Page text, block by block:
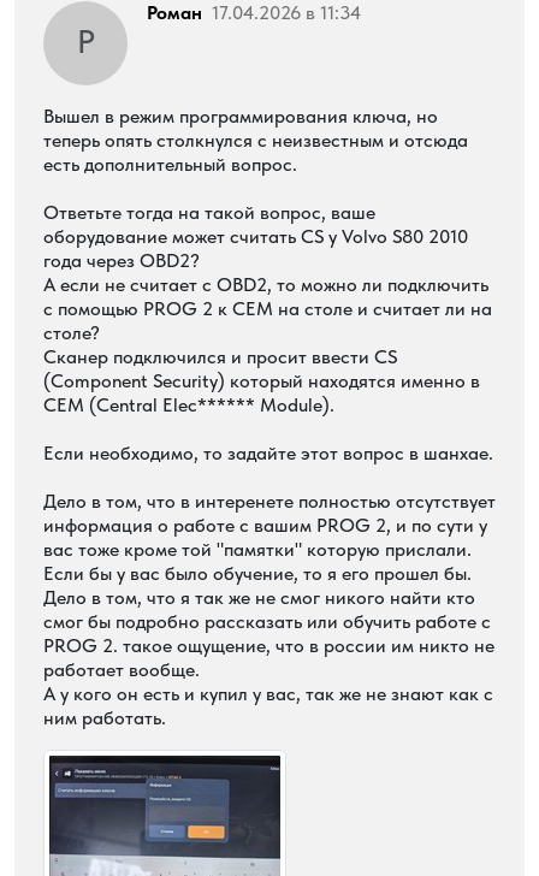
Р
Роман 17.04.2026 в 11:34
Вышел в режим программирования ключа, но
теперь опять столкнулся с неизвестным и отсюда
есть дополнительный вопрос.
Ответьте тогда на такой вопрос, ваше
оборудование может считать CS у Volvo S80 2010
года через OBD2?
А если не считает с OBD2, то можно ли подключить
с помощью PROG 2 к CEM на столе и считает ли на
столе?
Сканер подключился и просит ввести CS
(Component Security) который находятся именно в
CEM (Central Elec****** Module).
Если необходимо, то задайте этот вопрос в шанхае.
Дело в том, что в интеренете полностью отсутствует
информация о работе с вашим PROG 2, и по сути у
вас тоже кроме той "памятки" которую прислали.
Если бы у вас было обучение, то я его прошел бы.
Дело в том, что я так же не смог никого найти кто
смог бы подробно рассказать или обучить работе с
PROG 2. такое ощущение, что в россии им никто не
работает вообще.
А у кого он есть и купил у вас, так же не знают как с
ним работать.